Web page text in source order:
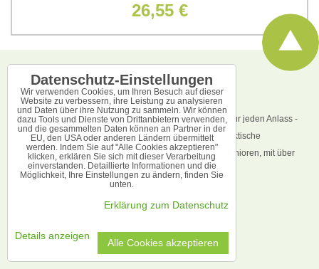
26,55 €
ÜBER UNS
Seit über 17 Jahren bieten wir hochwertige Geschenke für jeden Anlass -
Geburtstage, Feiertage und Jubiläen. Entdecken Sie praktische
Geschenke für alle Altersgruppen, von Kindern bis zu Senioren, mit über
2000 Artikeln auf Lager und sofort versandbereit.
Kontakte / Impressum
Datenschutz-Einstellungen
Wir verwenden Cookies, um Ihren Besuch auf dieser
Website zu verbessern, ihre Leistung zu analysieren
und Daten über ihre Nutzung zu sammeln. Wir können
dazu Tools und Dienste von Drittanbietern verwenden,
und die gesammelten Daten können an Partner in der
EU, den USA oder anderen Ländern übermittelt
werden. Indem Sie auf "Alle Cookies akzeptieren"
klicken, erklären Sie sich mit dieser Verarbeitung
einverstanden. Detaillierte Informationen und die
Möglichkeit, Ihre Einstellungen zu ändern, finden Sie
unten.
Erklärung zum Datenschutz
Details anzeigen
Alle Cookies akzeptieren